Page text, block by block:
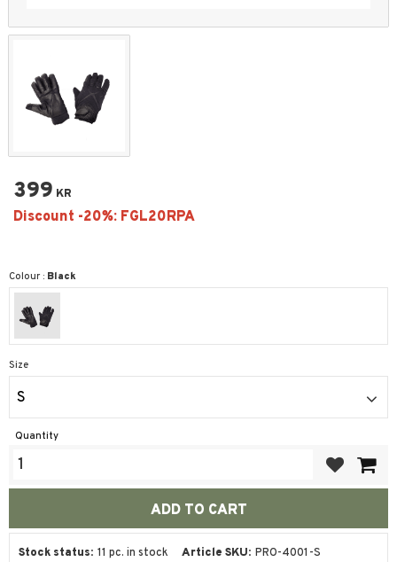
399 KR
Colour : Black
Size
S
Quantity
Stock status 11 pc. in stock Article SKU PRO-4001-S